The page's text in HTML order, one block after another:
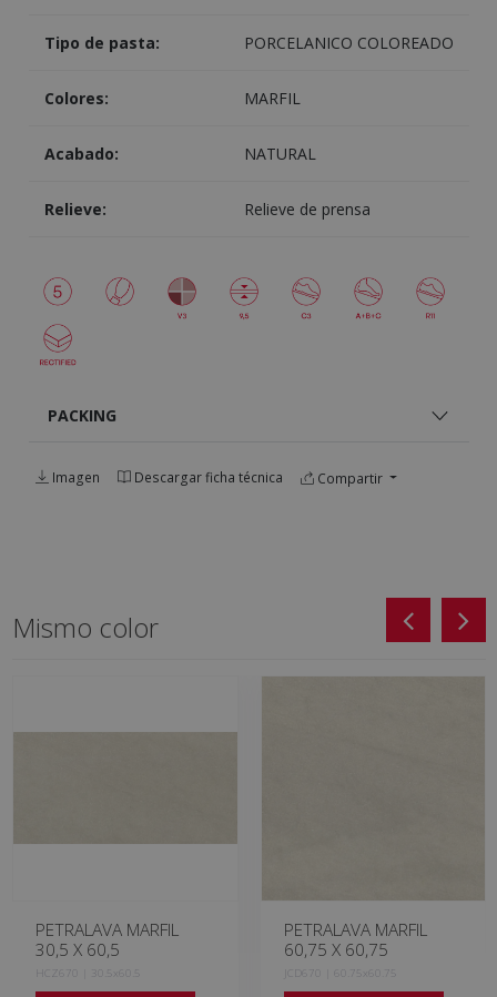
Tipo de pasta: PORCELANICO COLOREADO
Colores: MARFIL
Acabado: NATURAL
Relieve: Relieve de prensa
PACKING
Imagen Descargar ficha técnica Compartir
Mismo color
PETRALAVA MARFIL
30,5 X 60,5
HCZ670 | 30.5x60.5
PETRALAVA MARFIL
60,75 X 60,75
JCD670 | 60.75x60.75